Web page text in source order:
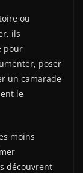
ou
ils
pour
poser
un camarade
le
moins
découvrent